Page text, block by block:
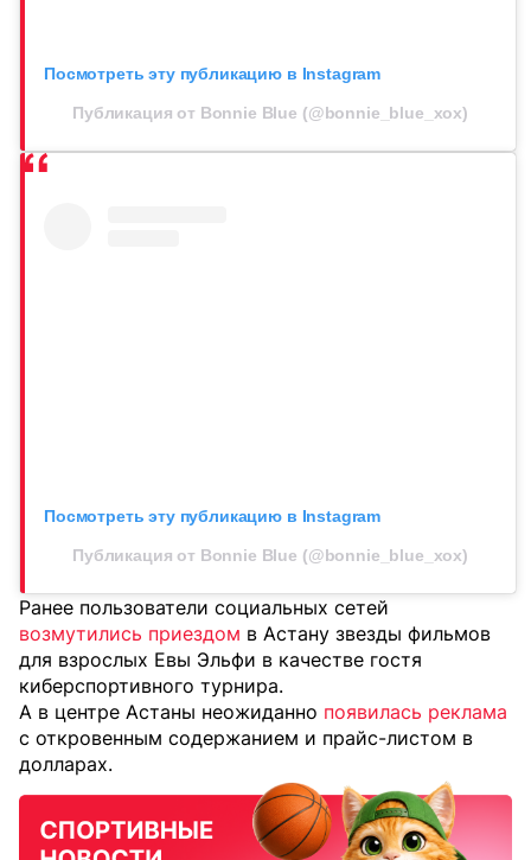
Посмотреть эту публикацию в Instagram
Публикация от Bonnie Blue (@bonnie_blue_xox)
Посмотреть эту публикацию в Instagram
Публикация от Bonnie Blue (@bonnie_blue_xox)
Ранее пользователи социальных сетей
возмутились приездом в Астану звезды фильмов
для взрослых Евы Эльфи в качестве гостя
киберспортивного турнира.
А в центре Астаны неожиданно появилась реклама
с откровенным содержанием и прайс-листом в
долларах.